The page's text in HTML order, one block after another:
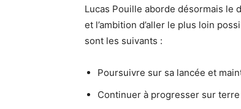
Lucas Pouille aborde désormais le
et l’ambition d’aller le plus loin
sont les suivants :
Poursuivre sur sa lancée et
Continuer à progresser sur